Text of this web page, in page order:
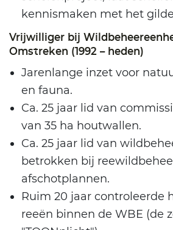
kennismaken met het
Vrijwilliger bij
Omstreken (1992 – heden)
Jarenlange inzet voor
en fauna.
Ca. 25 jaar lid van
van 35 ha houtwallen.
Ca. 25 jaar lid van
betrokken bij
afschotplannen.
Ruim 20 jaar controleerde
reeën binnen de WBE (de